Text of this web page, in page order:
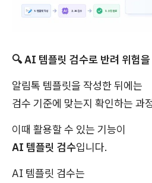
🔍 AI 템플릿 검수로 반려 위험
알림톡 템플릿을 작성한 뒤에는
검수 기준에 맞는지 확인하는 과
이때 활용할 수 있는 기능이
AI 템플릿 검수입니다.
AI 템플릿 검수는